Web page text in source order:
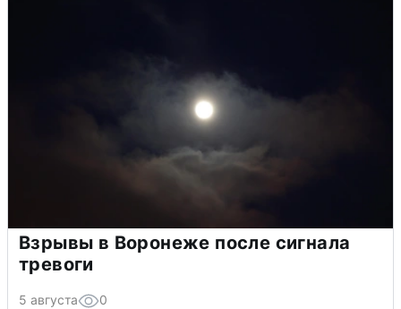
Взрывы в Воронеже после сигнала
тревоги
5 августа 0